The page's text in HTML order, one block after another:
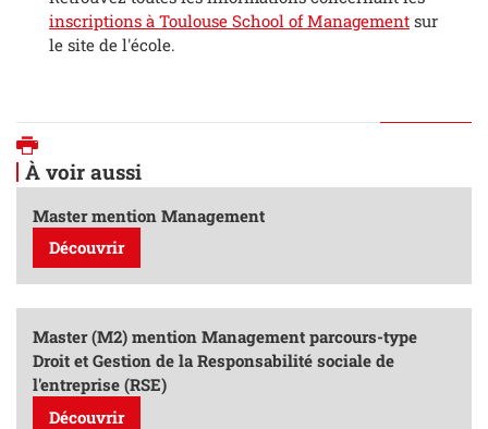
inscriptions à Toulouse School of Management sur
le site de l'école.
À voir aussi
Master mention Management
Découvrir
Master (M2) mention Management parcours-type
Droit et Gestion de la Responsabilité sociale de
l'entreprise (RSE)
Découvrir